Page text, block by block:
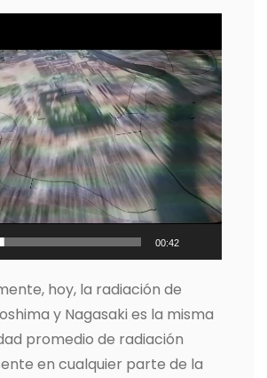
00:42
hoy, la radiación de
y Nagasaki es la misma
promedio de radiación
en cualquier parte de la